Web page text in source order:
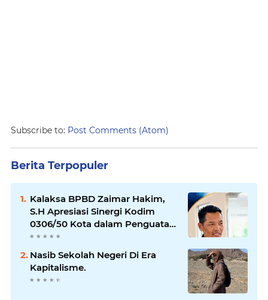
Subscribe to: Post Comments (Atom)
Berita Terpopuler
Kalaksa BPBD Zaimar Hakim,
S.H Apresiasi Sinergi Kodim
0306/50 Kota dalam Penguatan
Mitigasi dan Penanganan
Bencana
Nasib Sekolah Negeri Di Era
Kapitalisme.